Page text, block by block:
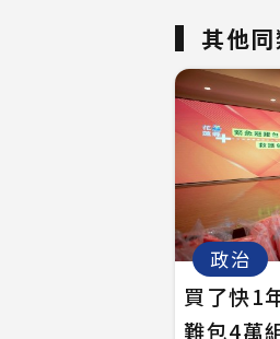
其他
政治
買了快1
難包4萬